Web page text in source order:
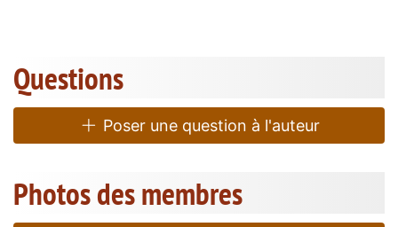
Questions
Poser une question à l'auteur
Photos des membres